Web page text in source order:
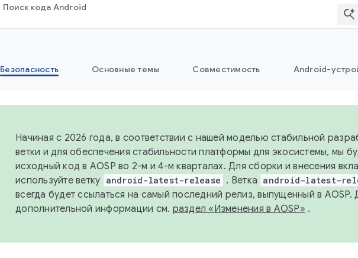
Поиск кода Android
Безопасность Основные темы Совместимость Android-
Начиная с 2026 года, в соответствии с нашей моделью стабильной
ветки и для обеспечения стабильности платформы для экосистемы, мы
исходный код в AOSP во 2-м и 4-м кварталах. Для сборки и внесения
используйте ветку android-latest-release . Ветка android-latest-
всегда будет ссылаться на самый последний релиз, выпущенный в AOSP.
дополнительной информации см. раздел «Изменения в AOSP» .